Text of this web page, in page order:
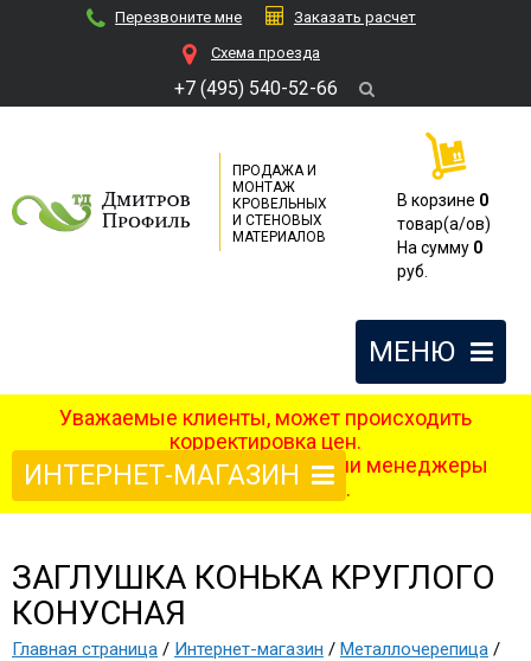
Перезвоните мне
Заказать расчет
Cхема проезда
+7 (495) 540-52-66
ПРОДАЖА И
МОНТАЖ
КРОВЕЛЬНЫХ
И СТЕНОВЫХ
МАТЕРИАЛОВ
В корзине 0
товар(a/ов)
На сумму 0
руб.
МЕНЮ
Уважаемые клиенты, может происходить
корректировка цен.
После оформления заказа наши менеджеры
свяжутся с вами.
ИНТЕРНЕТ-МАГАЗИН
ЗАГЛУШКА КОНЬКА КРУГЛОГО
КОНУСНАЯ
Главная страница / Интернет-магазин / Металлочерепица /